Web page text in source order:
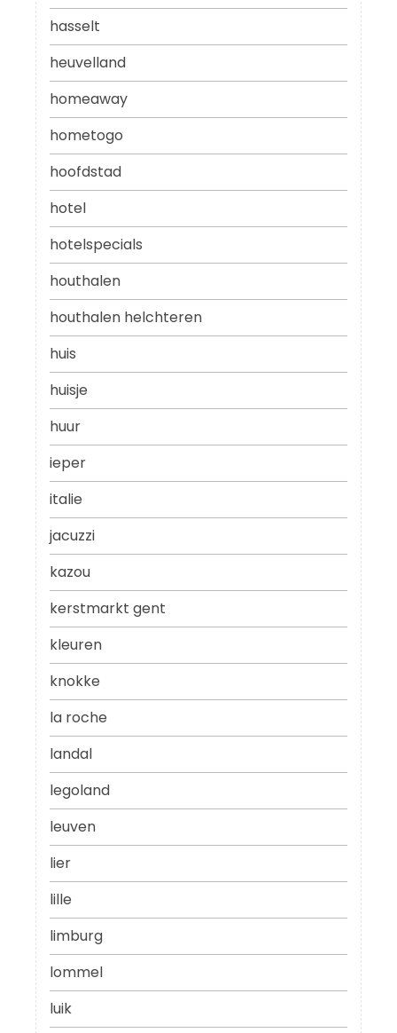
hasselt
heuvelland
homeaway
hometogo
hoofdstad
hotel
hotelspecials
houthalen
houthalen helchteren
huis
huisje
huur
ieper
italie
jacuzzi
kazou
kerstmarkt gent
kleuren
knokke
la roche
landal
legoland
leuven
lier
lille
limburg
lommel
luik